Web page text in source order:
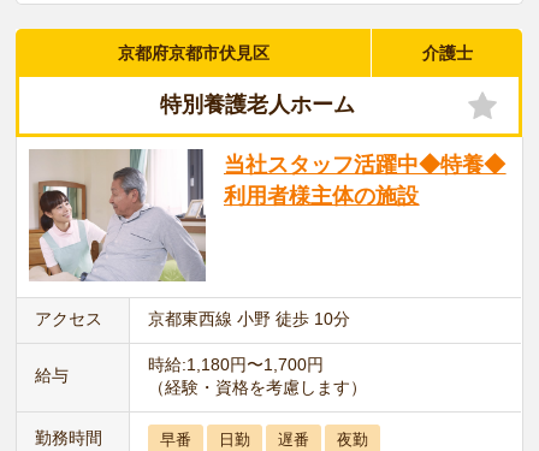
京都府京都市伏見区 介護士
特別養護老人ホーム
当社スタッフ活躍中◆特養◆
利用者様主体の施設
アクセス 京都東西線 小野 徒歩 10分
給与
時給:1,180円〜1,700円
（経験・資格を考慮します）
勤務時間 早番 日勤 遅番 夜勤